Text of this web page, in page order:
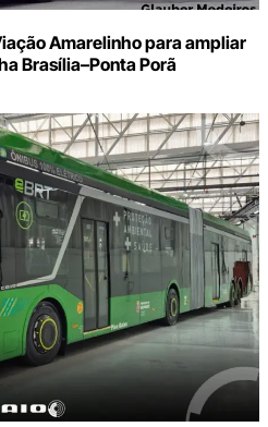
Amarelinho para ampliar
Brasília–Ponta Porã